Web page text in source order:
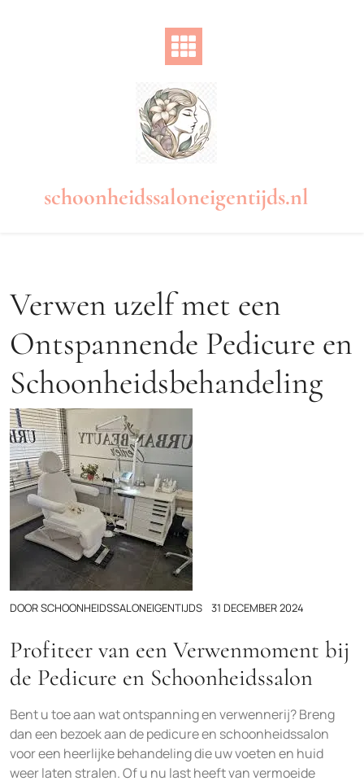
schoonheidssaloneigentijds.nl
Verwen uzelf met een
Ontspannende Pedicure en
Schoonheidsbehandeling
DOORSCHOONHEIDSSALONEIGENTIJDS 31 DECEMBER 2024
Profiteer van een Verwenmoment bij
de Pedicure en Schoonheidssalon
Bent u toe aan wat ontspanning en verwennerij? Breng
dan een bezoek aan de pedicure en schoonheidssalon
voor een heerlijke behandeling die uw voeten en huid
weer laten stralen. Of u nu last heeft van vermoeide